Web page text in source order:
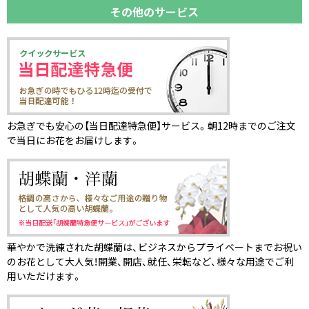
その他のサービス
お急ぎでも安心の【当日配達特急便】サービス。朝12時までのご注文
で当日にお花をお届けします。
華やかで洗練された胡蝶蘭は、ビジネスからプライベートまでお祝い
のお花として大人気！開業、開店、就任、栄転など、様々な用途でご利
用いただけます。